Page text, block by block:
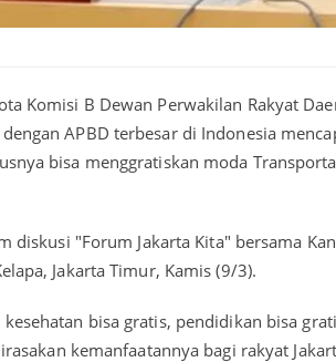
Komisi B Dewan Perwakilan Rakyat
APBD terbesar di Indonesia
bisa menggratiskan moda
diskusi "Forum Jakarta Kita" bersama
Jakarta Timur, Kamis (9/3).
kesehatan bisa gratis, pendidikan bisa
kemanfaatannya bagi rakyat